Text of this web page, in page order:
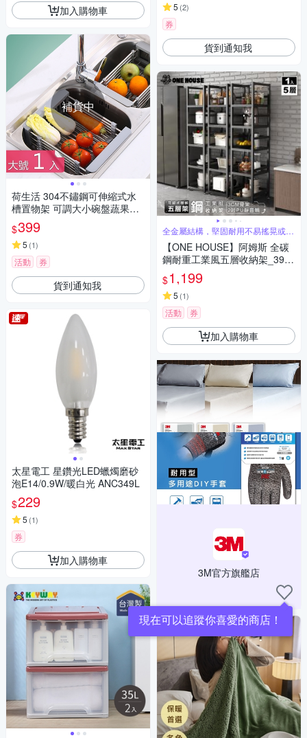
加入購物車
補貨中
荷生活 304不鏽鋼可伸縮式水
槽置物架 可調大小碗盤蔬果瀝
水架-大號1入
$399
5 (1)
活動 券
貨到通知我
太星電工 星鑽光LED蠟燭磨砂
泡E14/0.9W/暖白光 ANC349L
$229
5 (1)
券
加入購物車
5 (2)
券
貨到通知我
全金屬結構，堅固耐用不易搖晃或變
形
【ONE HOUSE】阿姆斯 全碳
鋼耐重工業風五層收納架_39x4
6x170CM (書架/鞋架/收納櫃/書
櫃/層架/電器架/廚房收納/置物
櫃)
$1,199
5 (1)
活動 券
加入購物車
3M官方旗艦店
現在可以追蹤你喜愛的商店！